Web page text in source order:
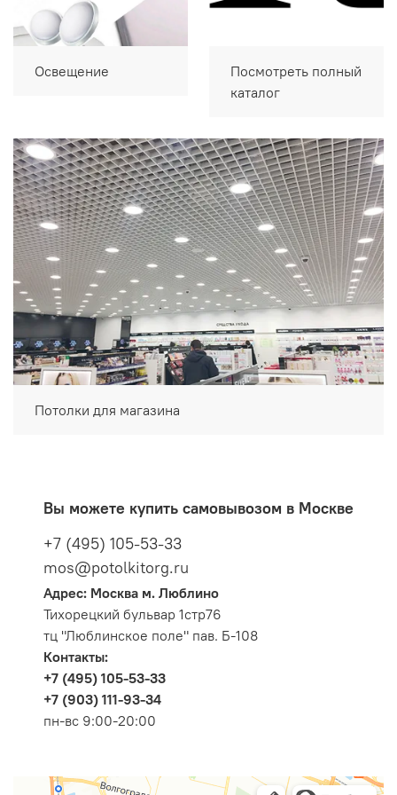
Освещение
Посмотреть полный
каталог
Потолки для магазина
Вы можете купить самовывозом в Москве
+7 (495) 105-53-33
mos@potolkitorg.ru
Адрес: Москва м. Люблино
Тихорецкий бульвар 1стр76
тц "Люблинское поле" пав. Б-108
Контакты:
+7 (495) 105-53-33
+7 (903) 111-93-34
пн-вс 9:00-20:00